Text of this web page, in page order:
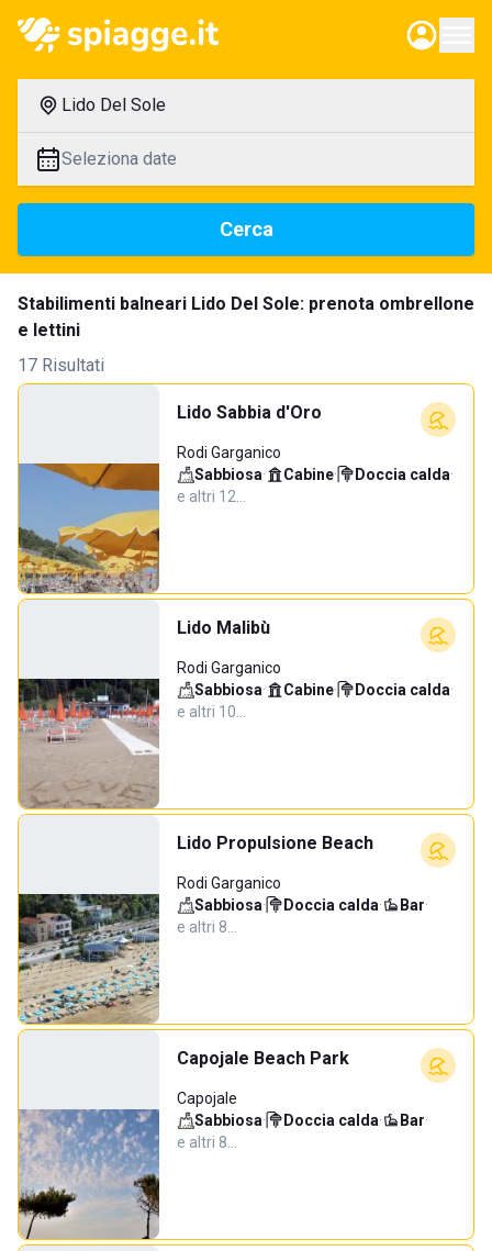
Lido Del Sole
Seleziona date
Cerca
Stabilimenti balneari Lido Del Sole: prenota ombrellone
e lettini
17 Risultati
Lido Sabbia d'Oro
Rodi Garganico
Sabbiosa· Cabine· Doccia calda·
e altri 12…
Lido Malibù
Rodi Garganico
Sabbiosa· Cabine· Doccia calda·
e altri 10…
Lido Propulsione Beach
Rodi Garganico
Sabbiosa· Doccia calda· Bar·
e altri 8…
Capojale Beach Park
Capojale
Sabbiosa· Doccia calda· Bar·
e altri 8…